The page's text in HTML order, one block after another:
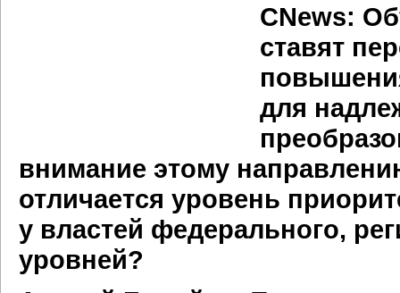
CNews:
ставят
для
внимание этому
отличается уровень
у властей федерального,
уровней?